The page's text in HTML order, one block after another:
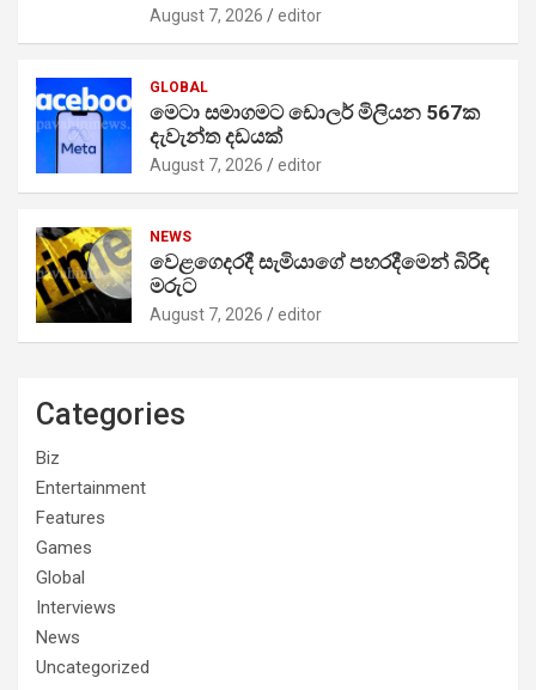
August 7, 2026 editor
GLOBAL
මෙටා සමාගමට ඩොලර් මිලියන 567ක
දැවැන්ත දඩයක්
August 7, 2026 editor
NEWS
වෙළගෙදරදී සැමියාගේ පහරදීමෙන් බිරිඳ
මරුට
August 7, 2026 editor
Categories
Biz
Entertainment
Features
Games
Global
Interviews
News
Uncategorized